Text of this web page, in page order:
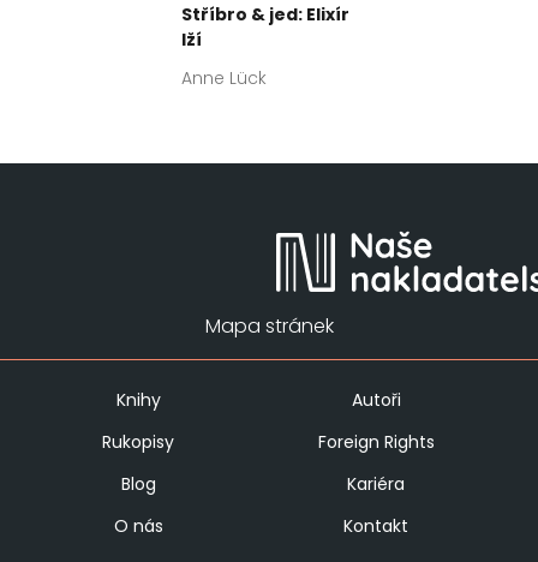
Stříbro & jed: Elixír
lží
Anne Lück
Mapa stránek
Knihy
Autoři
Rukopisy
Foreign Rights
Blog
Kariéra
O nás
Kontakt